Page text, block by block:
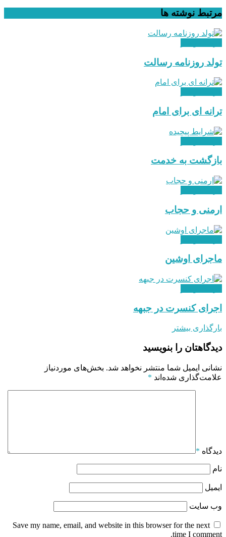
مرتبط نوشته ها
تولد روزنامه رسالت
ترانه ای برای امام
بازگشت به خدمت
ارمنی و حجاب
ماجرای اوشین
اجرای کنسرت در جبهه
بارگذاری بیشتر
دیدگاهتان را بنویسید
نشانی ایمیل شما منتشر نخواهد شد. بخش‌های موردنیاز
علامت‌گذاری شده‌اند *
دیدگاه *
نام
ایمیل
وب‌ سایت
Save my name, email, and website in this browser for the next
time I comment.